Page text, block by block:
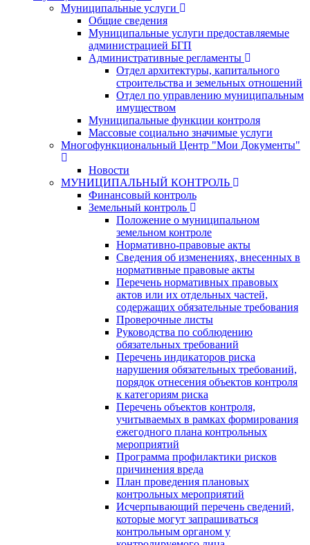
Муниципальные услуги
Общие сведения
Муниципальные услуги предоставляемые
администрацией БГП
Административные регламенты
Отдел архитектуры, капитального
строительства и земельных отношений
Отдел по управлению муниципальным
имуществом
Муниципальные функции контроля
Массовые социально значимые услуги
Многофункциональный Центр "Мои Документы"
Новости
МУНИЦИПАЛЬНЫЙ КОНТРОЛЬ
Финансовый контроль
Земельный контроль
Положение о муниципальном
земельном контроле
Нормативно-правовые акты
Сведения об изменениях, внесенных в
нормативные правовые акты
Перечень нормативных правовых
актов или их отдельных частей,
содержащих обязательные требования
Проверочные листы
Руководства по соблюдению
обязательных требований
Перечень индикаторов риска
нарушения обязательных требований,
порядок отнесения объектов контроля
к категориям риска
Перечень объектов контроля,
учитываемых в рамках формирования
ежегодного плана контрольных
мероприятий
Программа профилактики рисков
причинения вреда
План проведения плановых
контрольных мероприятий
Исчерпывающий перечень сведений,
которые могут запрашиваться
контрольным органом у